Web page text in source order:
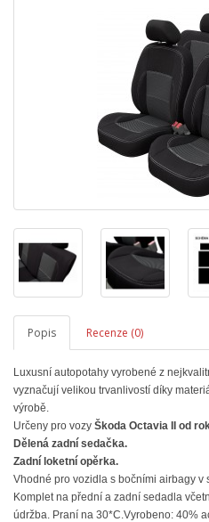
Popis Recenze (0)
Luxusní autopotahy vyrobené z
vyznačují velikou trvanlivostí díky
výrobě.
Určeny pro vozy Škoda Octavia II od
Dělená zadní sedačka.
Zadní loketní opěrka.
Vhodné pro vozidla s bočními airbagy v
Komplet na přední a zadní sedadla
údržba. Praní na 30*C.Vyrobeno: 40%